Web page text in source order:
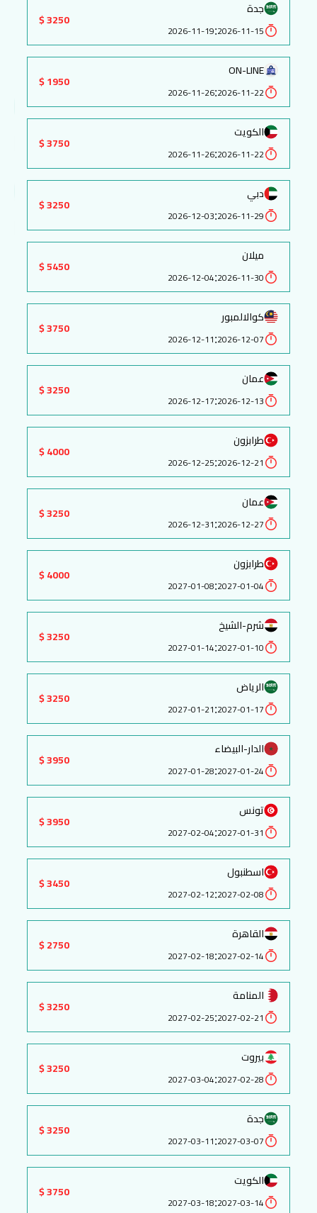
جدة
2026-11-15
:
2026-11-19
3250 $
ON-LINE
2026-11-22
:
2026-11-26
1950 $
الكويت
2026-11-22
:
2026-11-26
3750 $
دبي
2026-11-29
:
2026-12-03
3250 $
ميلان
2026-11-30
:
2026-12-04
5450 $
كوالالمبور
2026-12-07
:
2026-12-11
3750 $
عمان
2026-12-13
:
2026-12-17
3250 $
طرابزون
2026-12-21
:
2026-12-25
4000 $
عمان
2026-12-27
:
2026-12-31
3250 $
طرابزون
2027-01-04
:
2027-01-08
4000 $
شرم-الشيخ
2027-01-10
:
2027-01-14
3250 $
الرياض
2027-01-17
:
2027-01-21
3250 $
الدار-البيضاء
2027-01-24
:
2027-01-28
3950 $
تونس
2027-01-31
:
2027-02-04
3950 $
اسطنبول
2027-02-08
:
2027-02-12
3450 $
القاهرة
2027-02-14
:
2027-02-18
2750 $
المنامة
2027-02-21
:
2027-02-25
3250 $
بيروت
2027-02-28
:
2027-03-04
3250 $
جدة
2027-03-07
:
2027-03-11
3250 $
الكويت
2027-03-14
:
2027-03-18
3750 $